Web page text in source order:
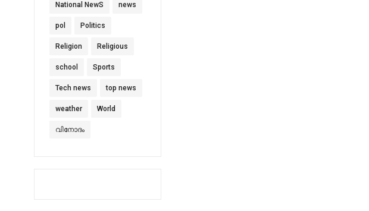
National NewS news
pol Politics
Religion Religious
school Sports
Tech news top news
weather World
വിനോദം